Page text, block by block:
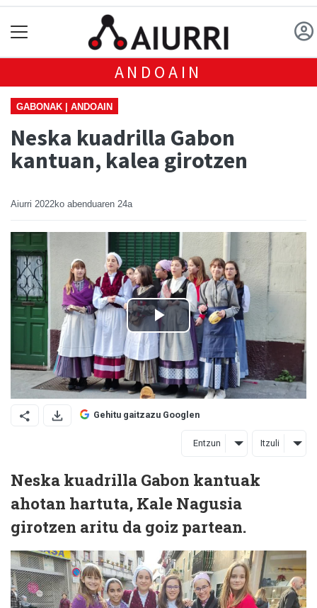
ANDOAIN
GABONAK | ANDOAIN
Neska kuadrilla Gabon
kantuan, kalea girotzen
Aiurri 2022ko abenduaren 24a
Gehitu gaitzazu Googlen
Entzun Itzuli
Neska kuadrilla Gabon kantuak
ahotan hartuta, Kale Nagusia
girotzen aritu da goiz partean.